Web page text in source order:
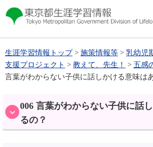
生涯学習情報トップ> 施策情報等 > 乳幼児
支援プロジェクト > 教えて、先生！ > 五感
言葉がわからない子供に話しかける意味は
006 言葉がわからない子供に話
るの？